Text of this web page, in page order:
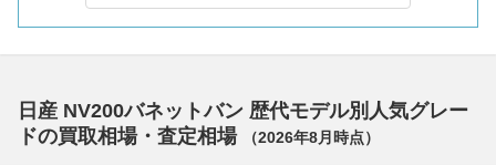
日産 NV200バネットバン 歴代モデル別人気グレー
ドの買取相場・査定相場
（2026年8月 時点）